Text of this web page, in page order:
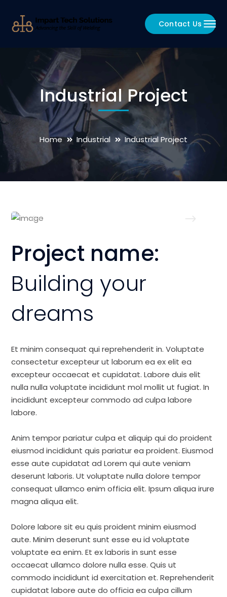
Contact Us
Industrial Project
Home Industrial Industrial Project
Project name:
Building your
dreams
Et minim consequat qui reprehenderit in. Voluptate
consectetur excepteur ut laborum ea ex elit ea
excepteur occaecat et cupidatat. Labore duis elit
nulla nulla voluptate incididunt mol mollit ut fugiat. In
incididunt excepteur commodo ad culpa labore
labore.
Anim tempor pariatur culpa et aliquip qui do proident
eiusmod incididunt quis pariatur ea proident. Eiusmod
esse aute cupidatat ad Lorem qui aute veniam
deserunt laboris. Ut voluptate nulla dolore tempor
consequat ullamco enim officia elit. Ipsum aliqua irure
magna aliqua elit.
Dolore labore sit eu quis proident minim eiusmod
aute. Minim deserunt sunt esse eu id voluptate
voluptate ea enim. Et ex laboris in sunt esse
occaecat ullamco dolore nulla esse. Quis ut
commodo incididunt id exercitation et. Reprehenderit
cupidatat labore aute do officia ea culpa cillum